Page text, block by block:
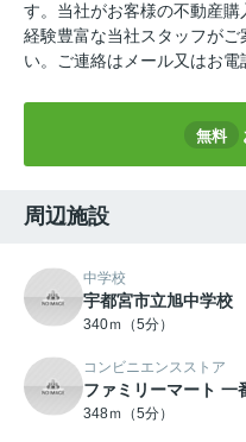
す。当社がお客様の不動産購
経験豊富な当社スタッフが
い。ご連絡はメール又はお電
無料
周辺施設
中学校
宇都宮市立旭中学校
340ｍ（5分）
コンビニエンスストア
ファミリーマート 一
348ｍ（5分）